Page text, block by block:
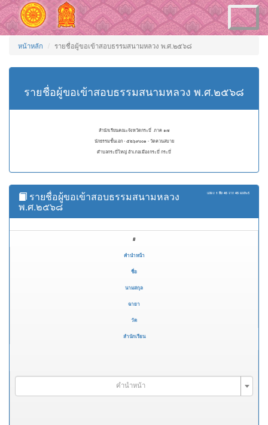
Toggle
navigation
หน้าหลัก รายชื่อผู้ขอเข้าสอบธรรมสนามหลวง พ.ศ.๒๕๖๘
รายชื่อผู้ขอเข้าสอบธรรมสนามหลวง พ.ศ.๒๕๖๘
สำนักเรียนคณะจังหวัดกระบี่ ภาค ๑๗
นักธรรมชั้นเอก - ๕๒๖๙๐๐๑ - วัดควนสบาย
ตำบลกระบี่ใหญ่ อำเภอเมืองกระบี่ กระบี่
แสดง 1 ถึง 45 จาก 45 ผลลัพธ์
รายชื่อผู้ขอเข้าสอบธรรมสนามหลวง
พ.ศ.๒๕๖๘
#
คำนำหน้า
ชื่อ
นามสกุล
ฉายา
วัด
สำนักเรียน
คำนำหน้า